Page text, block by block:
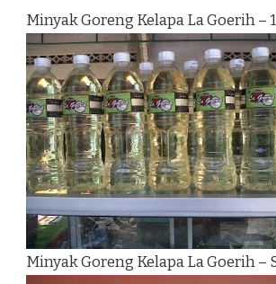
Minyak Goreng Kelapa La Goerih –
Minyak Goreng Kelapa La Goerih –